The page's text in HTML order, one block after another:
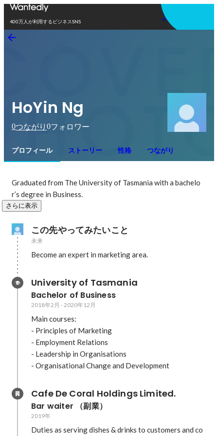
400万人が利用するビジネスSNS
アプリを使う
HoYin Ng
0つながり 0フォロワー
プロフィール ストーリー 性格 つながり
Graduated from The University of Tasmania with a bachelo
r’s degree in Business.
さらに表示
この先やってみたいこと
未来
Become an expert in marketing area.
University of Tasmania
Bachelor of Business
2018年2月 -2020年12月
Main courses:
- Principles of Marketing
- Employment Relations
- Leadership in Organisations
- Organisational Change and Development
Cafe De Coral Holdings Limited.
Bar waiter （副業）
2019年
Duties as serving dishes & drinks to customers and co